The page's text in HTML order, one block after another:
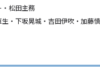
松田主務
・下坂晃城・吉田伊吹・加藤